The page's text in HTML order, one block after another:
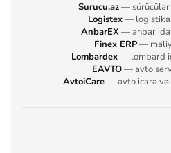
Surucu.az— sürücülər
Logistex— logistika
AnbarEX — anbar
Finex ERP—
Lombardex— lombard
EAVTO— avto
AvtoiCare— avto icarə və